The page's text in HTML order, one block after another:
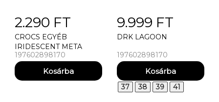
2.290 FT
CROCS EGYÉB
IRIDESCENT META
RIVET STRAP
197602898170
9.999 FT
DRK LAGOON
197602898170
37 38 39 41